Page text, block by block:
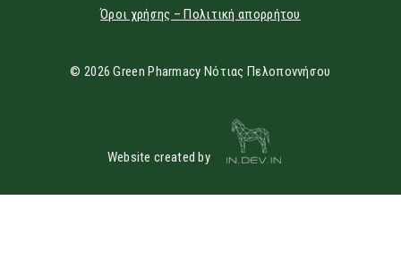
Όροι χρήσης – Πολιτική απορρήτου
© 2026 Green Pharmacy Νότιας Πελοποννήσου
Website created by